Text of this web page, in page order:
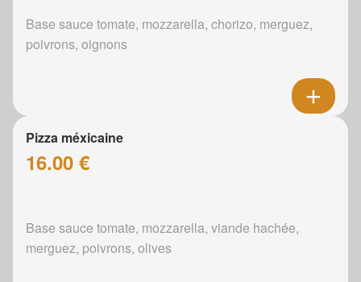
Base sauce tomate, mozzarella, chorizo, merguez,
poivrons, oignons
Pizza méxicaine
16.00 €
Base sauce tomate, mozzarella, viande hachée,
merguez, poivrons, olives